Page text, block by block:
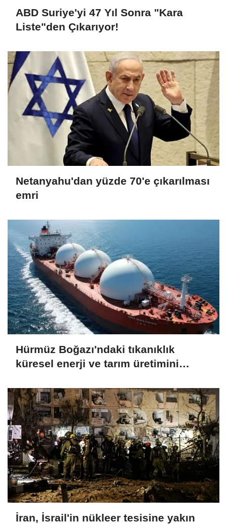
ABD Suriye'yi 47 Yıl Sonra "Kara
Liste"den Çıkarıyor!
Netanyahu'dan yüzde 70'e çıkarılması
emri
Hürmüz Boğazı'ndaki tıkanıklık
küresel enerji ve tarım üretimini
İran, İsrail'in nükleer tesisine yakın